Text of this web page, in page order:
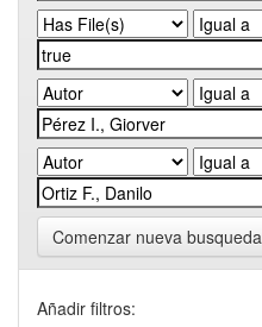
Comenzar nueva busqueda
Añadir filtros: